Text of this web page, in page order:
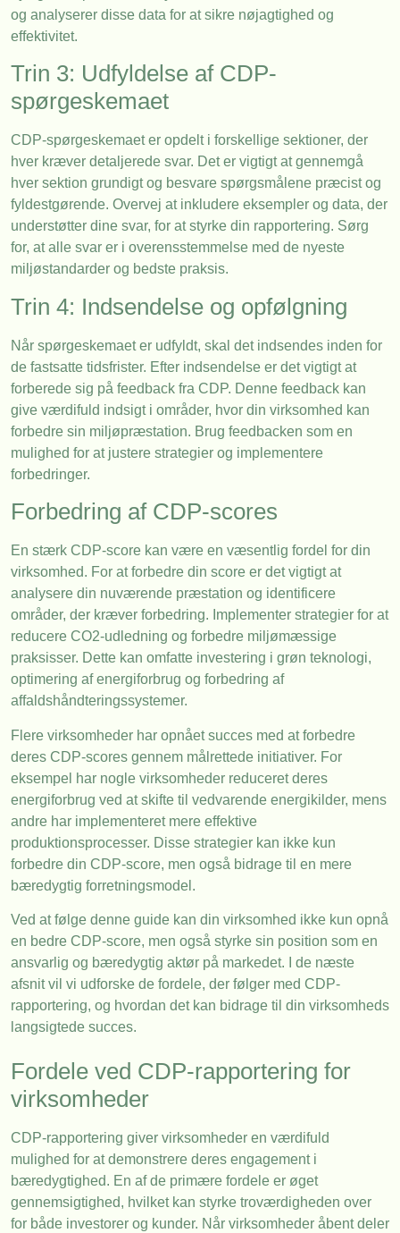
og analyserer disse data for at sikre nøjagtighed og
effektivitet.
Trin 3: Udfyldelse af CDP-
spørgeskemaet
CDP-spørgeskemaet er opdelt i forskellige sektioner, der
hver kræver detaljerede svar. Det er vigtigt at gennemgå
hver sektion grundigt og besvare spørgsmålene præcist og
fyldestgørende. Overvej at inkludere eksempler og data, der
understøtter dine svar, for at styrke din rapportering. Sørg
for, at alle svar er i overensstemmelse med de nyeste
miljøstandarder og bedste praksis.
Trin 4: Indsendelse og opfølgning
Når spørgeskemaet er udfyldt, skal det indsendes inden for
de fastsatte tidsfrister. Efter indsendelse er det vigtigt at
forberede sig på feedback fra CDP. Denne feedback kan
give værdifuld indsigt i områder, hvor din virksomhed kan
forbedre sin miljøpræstation. Brug feedbacken som en
mulighed for at justere strategier og implementere
forbedringer.
Forbedring af CDP-scores
En stærk CDP-score kan være en væsentlig fordel for din
virksomhed. For at forbedre din score er det vigtigt at
analysere din nuværende præstation og identificere
områder, der kræver forbedring. Implementer strategier for at
reducere CO2-udledning og forbedre miljømæssige
praksisser. Dette kan omfatte investering i grøn teknologi,
optimering af energiforbrug og forbedring af
affaldshåndteringssystemer.
Flere virksomheder har opnået succes med at forbedre
deres CDP-scores gennem målrettede initiativer. For
eksempel har nogle virksomheder reduceret deres
energiforbrug ved at skifte til vedvarende energikilder, mens
andre har implementeret mere effektive
produktionsprocesser. Disse strategier kan ikke kun
forbedre din CDP-score, men også bidrage til en mere
bæredygtig forretningsmodel.
Ved at følge denne guide kan din virksomhed ikke kun opnå
en bedre CDP-score, men også styrke sin position som en
ansvarlig og bæredygtig aktør på markedet. I de næste
afsnit vil vi udforske de fordele, der følger med CDP-
rapportering, og hvordan det kan bidrage til din virksomheds
langsigtede succes.
Fordele ved CDP-rapportering for
virksomheder
CDP-rapportering giver virksomheder en værdifuld
mulighed for at demonstrere deres engagement i
bæredygtighed. En af de primære fordele er øget
gennemsigtighed, hvilket kan styrke troværdigheden over
for både investorer og kunder. Når virksomheder åbent deler